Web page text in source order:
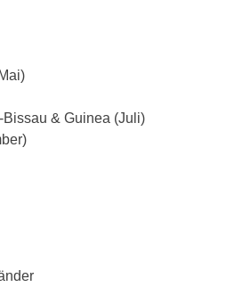
Bissau & Guinea (Juli)